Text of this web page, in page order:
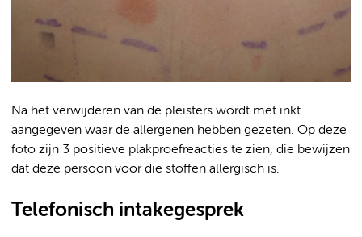
Na het verwijderen van de pleisters wordt met inkt
aangegeven waar de allergenen hebben gezeten. Op deze
foto zijn 3 positieve plakproefreacties te zien, die bewijzen
dat deze persoon voor die stoffen allergisch is.
Telefonisch intakegesprek